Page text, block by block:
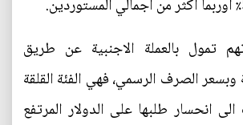
تمول بالعملة الاجنبية عن طريق
وبسعر الصرف الرسمي، فهي الفئة القلقة
انحسار طلبها على الدولار المرتفع